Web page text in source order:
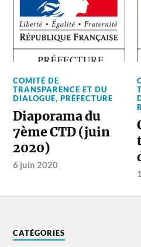
COMITÉ DE
TRANSPARENCE ET DU
DIALOGUE,PRÉFECTURE
Diaporama du
7ème CTD (juin
2020)
6 juin 2020
CATÉGORIES